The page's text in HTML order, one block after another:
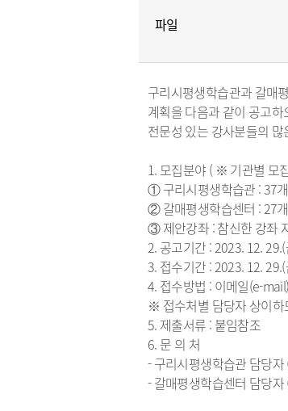
파일
구리시평생학습관과 갈매
계획을 다음과 같이 공고
전문성 있는 강사분들의
1. 모집분야 ( ※ 기관별 모
① 구리시평생학습관 : 37
② 갈매평생학습센터 : 27
③ 제안강좌 : 참신한 강좌
2. 공고기간 : 2023. 12.
3. 접수기간 : 2023. 12.
4. 접수방법 : 이메일(e-
※ 접수처별 담당자 상이하
5. 제출서류 : 붙임참조
6. 문 의 처
- 구리시평생학습관 담당
- 갈매평생학습센터 담당